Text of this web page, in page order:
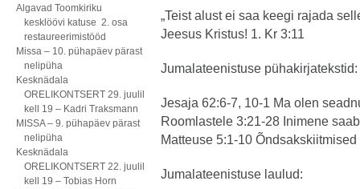
Algavad Toomkiriku
kesklöövi katuse 2. osa
restaureerimistööd
Missa – 10. pühapäev pärast
nelipüha
Kesknädala
ORELIKONTSERT 29. juulil
kell 19 – Kadri Traksmann
MISSA – 9. pühapäev pärast
nelipüha
Kesknädala
ORELIKONTSERT 22. juulil
kell 19 – Tobias Horn
„Teist alust ei saa keegi rajada
Jeesus Kristus! 1. Kr 3:11
Jumalateenistuse pühakirjatekstid:
Jesaja 62:6-7, 10-1 Ma olen
Roomlastele 3:21-28 Inimene
Matteuse 5:1-10 Õndsakskiitmised
Jumalateenistuse laulud: